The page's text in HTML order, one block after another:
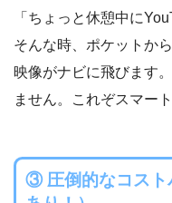
「ちょっと休憩中に
そんな時、ポケットか
映像がナビに飛びます
ません。これぞスマー
③ 圧倒的なコスト